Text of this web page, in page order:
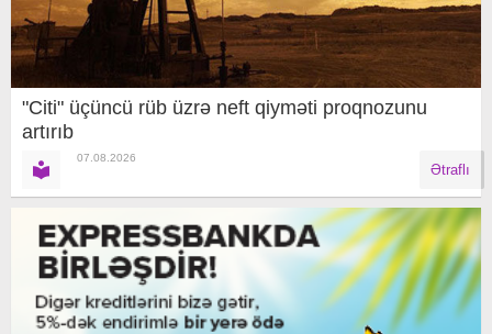
"Citi" üçüncü rüb üzrə neft qiyməti proqnozunu
artırıb
07.08.2026
Ətraflı